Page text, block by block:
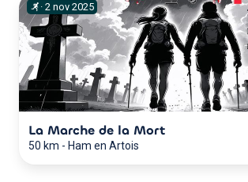
· 2 nov 2025
La Marche de la Mort
50 km - Ham en Artois